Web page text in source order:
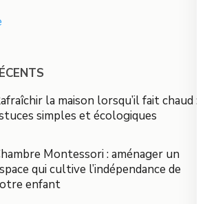
la maison lorsqu’il fait chaud :
simples et écologiques
Montessori : aménager un
qui cultive l’indépendance de
enfant